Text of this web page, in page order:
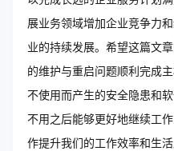
展业务领域增加企业竞争力
业的持续发展。希望这篇文
的维护与重启问题顺利完成
不使用而产生的安全隐患和
不用之后能够更好地继续工
作提升我们的工作效率和生